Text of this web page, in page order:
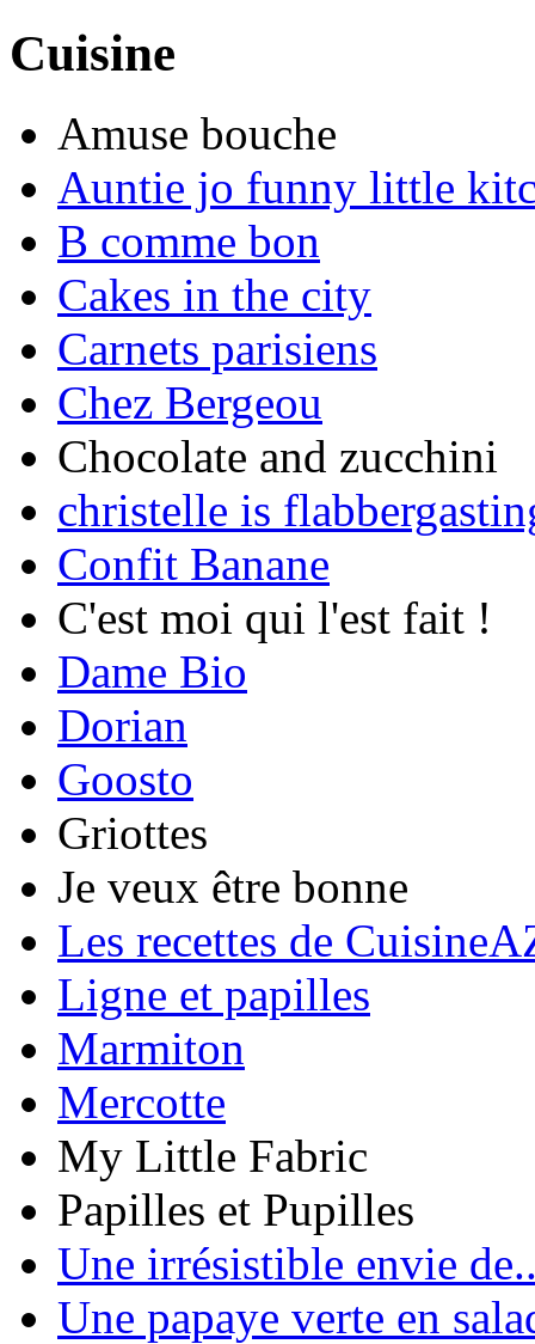
Cuisine
Amuse bouche
Auntie jo funny little
B comme bon
Cakes in the city
Carnets parisiens
Chez Bergeou
Chocolate and zucchini
christelle is
Confit Banane
C'est moi qui l'est fait !
Dame Bio
Dorian
Goosto
Griottes
Je veux être bonne
Les recettes de
Ligne et papilles
Marmiton
Mercotte
My Little Fabric
Papilles et Pupilles
Une irrésistible envie
Une papaye verte en